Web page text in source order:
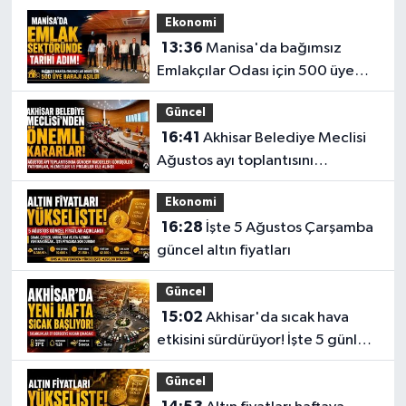
0 (236) 515 11 52 Yol Tarifi Al
İkbal Eczanesi
YEDİEYLÜL MAHALLESİ OĞUZ SOKAK NO:70 B ATATÜRK İLK
ÖĞRETİM OKULU - BEŞYOL TAKSİ DURAĞI KARŞISI
0 (236) 314 01 08 Yol Tarifi Al
Üstün Eczanesi
ALTIEYLÜL MAH. HÜKÜMET CAD. NO:30 E
0 (236) 768 27 19 Yol Tarifi Al
Deva Eczanesi
CAMICEDIT MAH. YUNUS EMRE CAD. NO:89 A PARK KAHVESİ
KARŞISI
0 (236) 816 52 64
Egemen Eczanesi
Ekonomi
13:36
Emlakçılar Odası için 500 üye
barajı aşıldı
Güncel
16:41
Ağustos ayı toplantısını
gerçekleştirdi
Ekonomi
16:28
güncel altın fiyatları
Güncel
15:02
etkisini sürdürüyor! İşte 5 günlük
hava durumu
Güncel